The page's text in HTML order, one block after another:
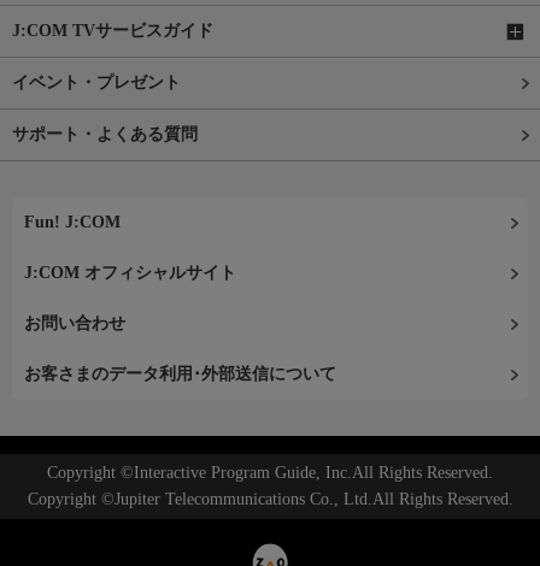
J:COM TVサービスガイド
イベント・プレゼント
サポート・よくある質問
Fun! J:COM
J:COM オフィシャルサイト
お問い合わせ
お客さまのデータ利用･外部送信について
Copyright ©Interactive Program Guide, Inc.All Rights Reserved.
Copyright ©Jupiter Telecommunications Co., Ltd.All Rights Reserved.